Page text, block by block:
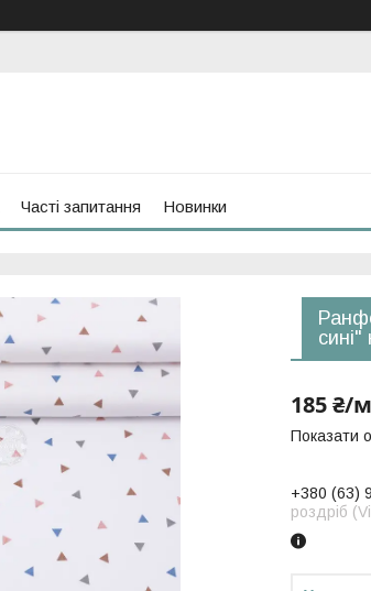
Часті запитання Новинки
185 ₴/м
Показати
+380 (63)
роздріб